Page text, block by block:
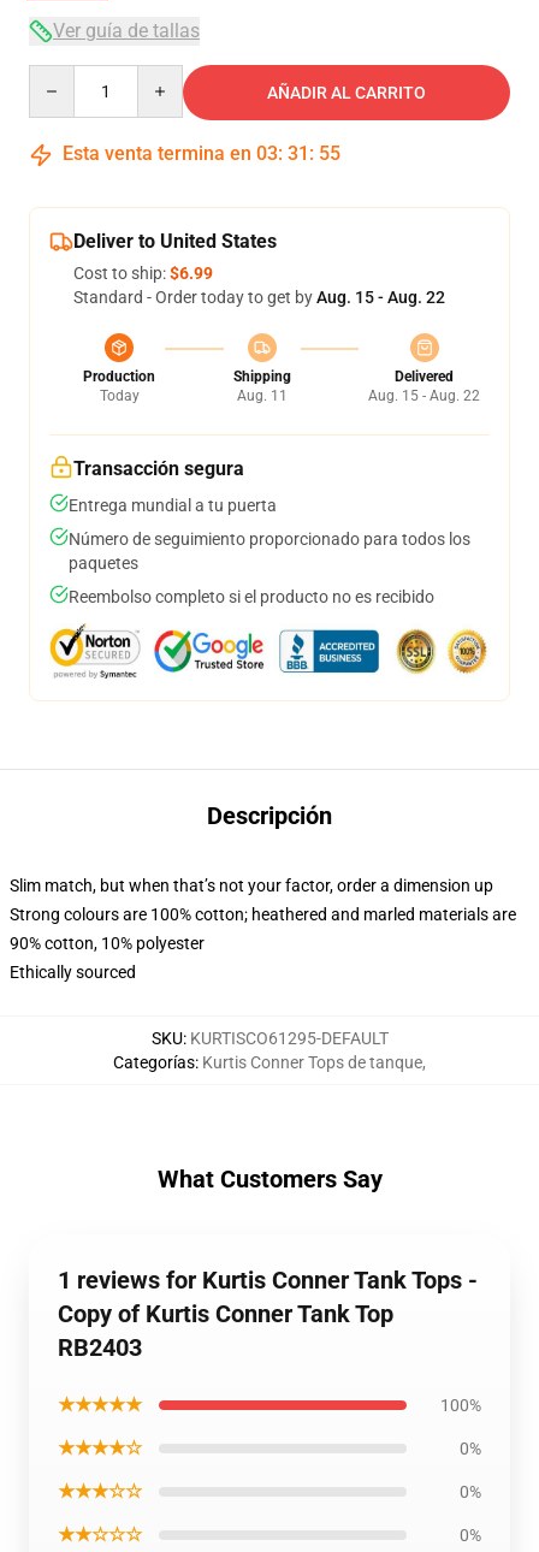
Ver guía de tallas
AÑADIR AL CARRITO
Esta venta termina en 03: 31 : 54
Deliver to United States
Cost to ship:$6.99
Standard - Order today to get byAug. 15 - Aug. 22
Production
Today
Shipping
Aug. 11
Delivered
Aug. 15 - Aug. 22
Transacción segura
Entrega mundial a tu puerta
Número de seguimiento proporcionado para todos los
paquetes
Reembolso completo si el producto no es recibido
Descripción
Slim match, but when that’s not your factor, order a dimension up
Strong colours are 100% cotton; heathered and marled materials are
90% cotton, 10% polyester
Ethically sourced
SKU: KURTISCO61295-DEFAULT
Categorías: Kurtis Conner Tops de tanque,
What Customers Say
1 reviews for Kurtis Conner Tank Tops -
Copy of Kurtis Conner Tank Top
RB2403
★★★★★ 100%
★★★★☆ 0%
★★★☆☆ 0%
★★☆☆☆ 0%